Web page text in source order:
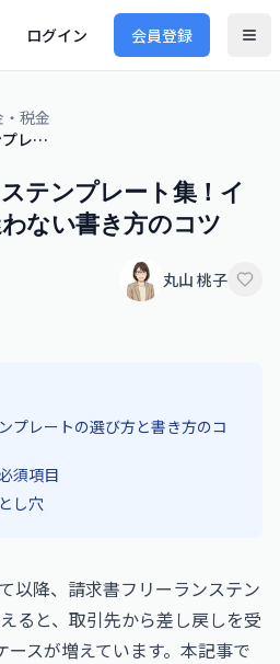
ログイン 会員登録
・税金
請求書フリーランステンプレート集！インボイス対応で迷わない書き方のコツ
テンプレート集！イ
ない書き方のコツ
丸山 桃子
プレートの選び方と書き方のコ
須項目
し穴
以降、請求書フリーランステン
ると、取引先から差し戻しを受
スが増えています。本記事で